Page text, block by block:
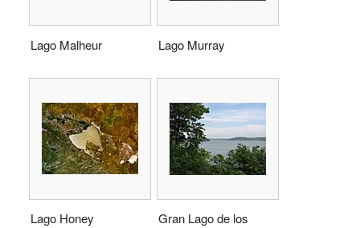
Lago Malheur Lago Murray
Lago Honey
Gran Lago de los